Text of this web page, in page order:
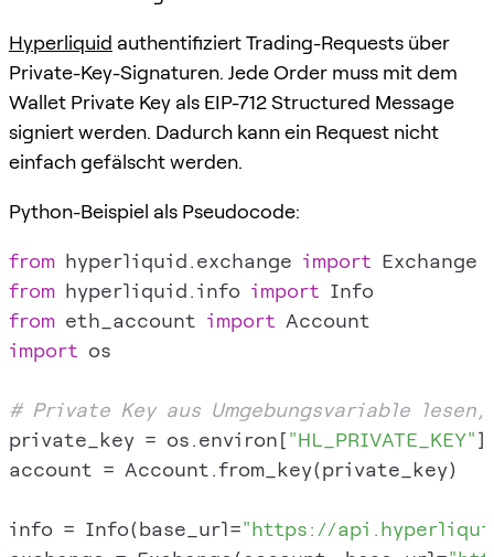
Hyperliquid authentifiziert Trading-Requests über
Private-Key-Signaturen. Jede Order muss mit dem
Wallet Private Key als EIP-712 Structured Message
signiert werden. Dadurch kann ein Request nicht
einfach gefälscht werden.
Python-Beispiel als Pseudocode:
from hyperliquid.exchange import
from hyperliquid.info import
from eth_account import
import os
# Private Key aus Umgebungsvariable lesen,
private_key = os.environ["HL_PRIVATE_KEY"]
account = Account.from_key(private_key)
info = Info(base_url="https://